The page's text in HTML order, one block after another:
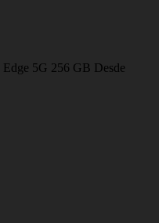
Edge 5G 256 GB Desde